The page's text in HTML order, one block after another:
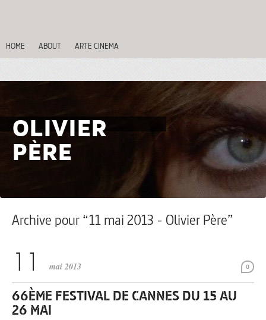
HOME ABOUT ARTE CINEMA
OLIVIER
PÈRE
Archive pour “11 mai 2013 - Olivier Père”
0
mai 2013
66ÈME FESTIVAL DE CANNES DU 15 AU
26 MAI